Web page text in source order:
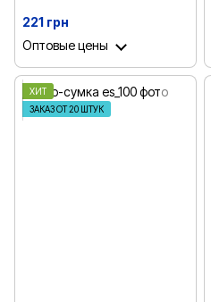
221 грн
Оптовые цены
ХИТ
ЗАКАЗ ОТ 20 ШТУК